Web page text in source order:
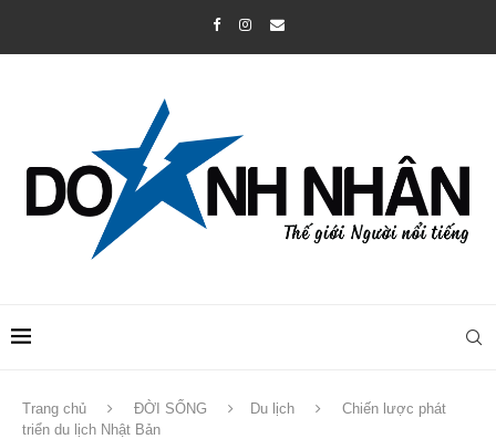
Trang chủ ĐỜI SỐNG Du lịch
Chiến lược phát
triển du lịch Nhật Bản